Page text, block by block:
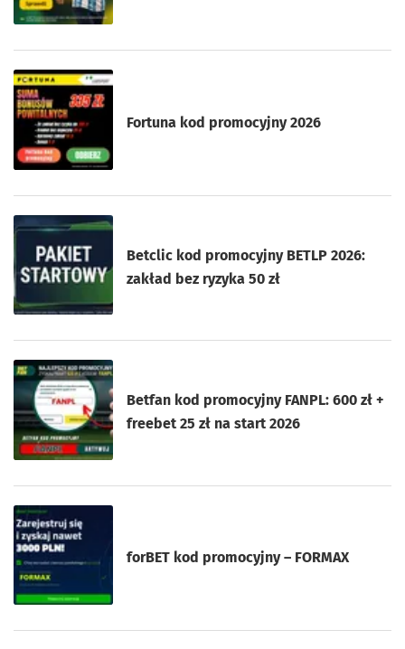
Fortuna kod promocyjny 2026
Betclic kod promocyjny BETLP 2026:
zakład bez ryzyka 50 zł
Betfan kod promocyjny FANPL: 600 zł +
freebet 25 zł na start 2026
forBET kod promocyjny – FORMAX